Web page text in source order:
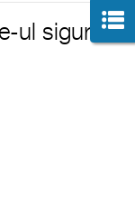
ul sigur"?